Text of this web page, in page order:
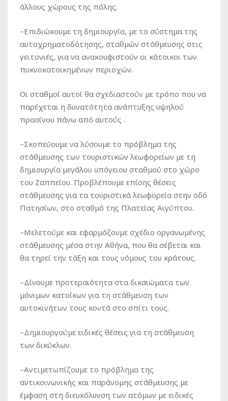
άλλους χώρους της πόλης.
–Επιδιώκουμε τη δημιουργία, με το σύστημα της
αυτοχρηματοδότησης, σταθμών στάθμευσης στις
γειτονιές, για να ανακουφιστούν οι κάτοικοι των
πυκνοκατοικημένων περιοχών.
Οι σταθμοί αυτοί θα σχεδιαστούν με τρόπο που να
παρέχεται η δυνατότητα ανάπτυξης υψηλού
πρασίνου πάνω από αυτούς .
–Σκοπεύουμε να λύσουμε το πρόβλημα της
στάθμευσης των τουριστικών λεωφορείων με τη
δημιουργία μεγάλου υπόγειου σταθμού στο χώρο
του Ζαππείου. Προβλέπουμε επίσης θέσεις
στάθμευσης για τα τουριστικά λεωφορεία στην οδό
Πατησίων, στο σταθμό της Πλατείας Αιγύπτου.
–Μελετούμε και εφαρμόζουμε σχέδιο οργανωμένης
στάθμευσης μέσα στην Αθήνα, που θα σέβεται και
θα τηρεί την τάξη και τους νόμους του κράτους.
–Δίνουμε προτεραιότητα στα δικαιώματα των
μόνιμων κατοίκων για τη στάθμευση των
αυτοκινήτων τους κοντά στο σπίτι τους.
–Δημιουργούμε ειδικές θέσεις για τη στάθμευση
των δικύκλων.
–Αντιμετωπίζουμε το πρόβλημα της
αντικοινωνικής και παράνομης στάθμευσης με
έμφαση στη διευκόλυνση των ατόμων με ειδικές